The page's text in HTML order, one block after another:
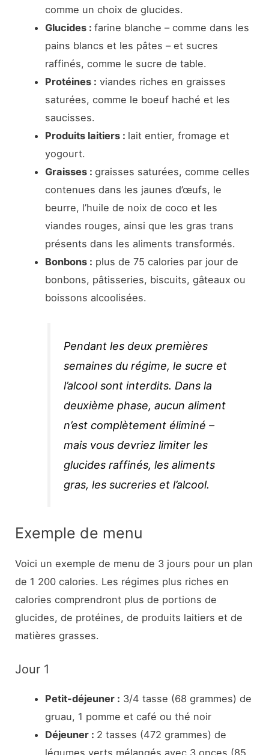
comme un choix de glucides.
Glucides : farine blanche – comme dans les
pains blancs et les pâtes – et sucres
raffinés, comme le sucre de table.
Protéines : viandes riches en graisses
saturées, comme le boeuf haché et les
saucisses.
Produits laitiers : lait entier, fromage et
yogourt.
Graisses : graisses saturées, comme celles
contenues dans les jaunes d’œufs, le
beurre, l’huile de noix de coco et les
viandes rouges, ainsi que les gras trans
présents dans les aliments transformés.
Bonbons : plus de 75 calories par jour de
bonbons, pâtisseries, biscuits, gâteaux ou
boissons alcoolisées.
Pendant les deux premières
semaines du régime, le sucre et
l’alcool sont interdits. Dans la
deuxième phase, aucun aliment
n’est complètement éliminé –
mais vous devriez limiter les
glucides raffinés, les aliments
gras, les sucreries et l’alcool.
Exemple de menu
Voici un exemple de menu de 3 jours pour un plan
de 1 200 calories. Les régimes plus riches en
calories comprendront plus de portions de
glucides, de protéines, de produits laitiers et de
matières grasses.
Jour 1
Petit-déjeuner : 3/4 tasse (68 grammes) de
gruau, 1 pomme et café ou thé noir
Déjeuner : 2 tasses (472 grammes) de
légumes verts mélangés avec 3 onces (85